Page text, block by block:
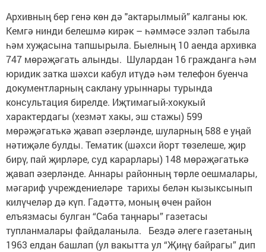
Архивның бер генә көн дә "актарылмый” калганы юк.
Кемгә нинди белешмә кирәк – һәммәсе эзләп табыла
һәм хуҗасына тапшырыла. Быелның 10 аенда архивка
747 мөрәҗәгать алынды. Шулардан 16 гражданга һәм
юридик затка шәхси кабул итүдә һәм телефон буенча
документларның саклану урыннары турында
консультация бирелде. Иҗтимагый-хокукый
характердагы (хезмәт хакы, эш стажы) 599
мөрәҗәгатькә җавап әзерләнде, шуларның 588 е уңай
нәтиҗәле булды. Тематик (шәхси йорт төзелеше, җир
бирү, пай җирләре, суд карарлары) 148 мөрәҗәгатькә
җавап әзерләнде. Аннары район­ның төрле оешмалары,
мәгариф учреждениеләре тарихы белән кызыксынып
килүчеләр дә күп. Гадәттә, моның өчен район
елъязмасы булган “Саба таңнары” газетасы
тупланмалары файдаланыла. Бездә әле­ге газетаның
1963 елдан башлап (ул вакытта ул “Җиңү байрагы” дип